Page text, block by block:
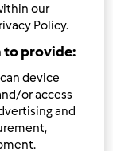
our
Policy.
to provide:
device
or access
and